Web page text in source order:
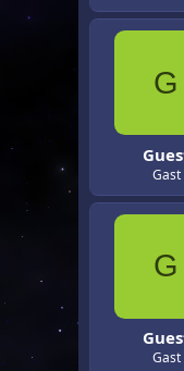
G
Gast
G
Gast